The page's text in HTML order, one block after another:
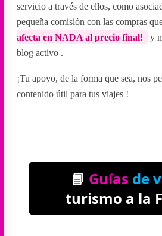
servicio a través de ellos, como
pequeña comisión con las compras
afecta en NADA al precio final!
y
blog activo .
¡Tu apoyo, de la forma que sea, nos
contenido útil para tus viajes !
📘 Guías de
turismo a la